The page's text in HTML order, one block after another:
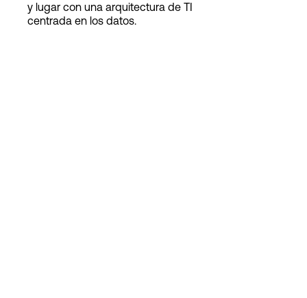
y lugar con una arquitectura de TI
centrada en los datos.